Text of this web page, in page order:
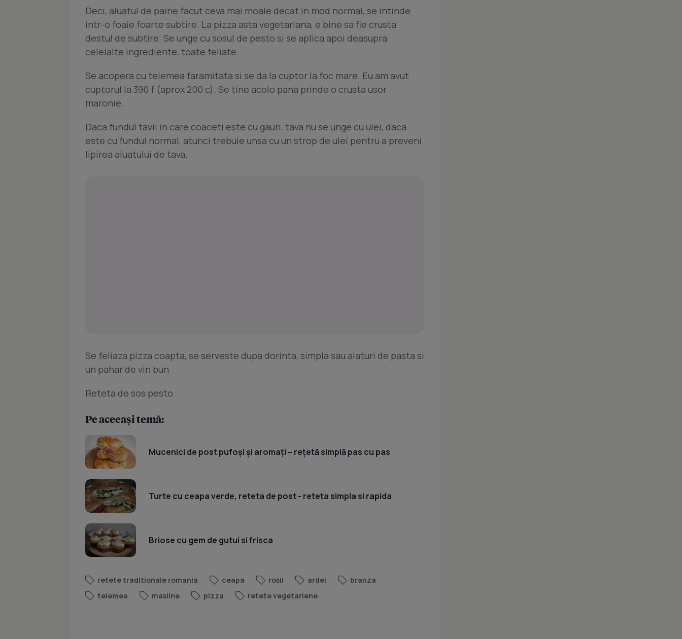
Deci, aluatul de paine facut ceva mai moale decat in mod normal, se intinde
intr-o foaie foarte subtire. La pizza asta vegetariana, e bine sa fie crusta
destul de subtire. Se unge cu sosul de pesto si se aplica apoi deasupra
celelalte ingrediente, toate feliate.
Se acopera cu telemea faramitata si se da la cuptor la foc mare. Eu am avut
cuptorul la 390 f (aprox 200 c). Se tine acolo pana prinde o crusta usor
maronie.
Daca fundul tavii in care coaceti este cu gauri, tava nu se unge cu ulei, daca
este cu fundul normal, atunci trebuie unsa cu un strop de ulei pentru a preveni
lipirea aluatului de tava.
Se feliaza pizza coapta, se serveste dupa dorinta, simpla sau alaturi de pasta si
un pahar de vin bun
Reteta de sos pesto
Pe aceeași temă:
Mucenici de post pufoși și aromați – rețetă simplă pas cu pas
Turte cu ceapa verde, reteta de post - reteta simpla si rapida
Briose cu gem de gutui si frisca
retete traditionale romania ceapa rosii ardei
branza
telemea
masline pizza retete vegetariene